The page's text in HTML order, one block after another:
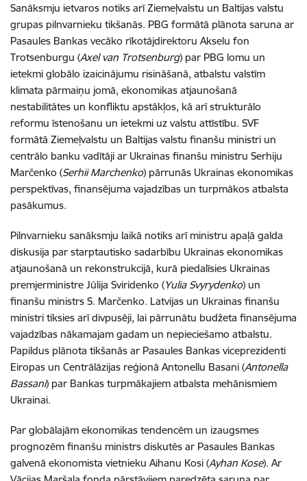
Sanāksmju ietvaros notiks arī Ziemeļvalstu un Baltijas valstu
grupas pilnvarnieku tikšanās. PBG formātā plānota saruna ar
Pasaules Bankas vecāko rīkotājdirektoru Akselu fon
Trotsenburgu (Axel van Trotsenburg) par PBG lomu un
ietekmi globālo izaicinājumu risināšanā, atbalstu valstīm
klimata pārmaiņu jomā, ekonomikas atjaunošanā
nestabilitātes un konfliktu apstākļos, kā arī strukturālo
reformu īstenošanu un ietekmi uz valstu attīstību. SVF
formātā Ziemeļvalstu un Baltijas valstu finanšu ministri un
centrālo banku vadītāji ar Ukrainas finanšu ministru Serhiju
Marčenko (Serhii Marchenko) pārrunās Ukrainas ekonomikas
perspektīvas, finansējuma vajadzības un turpmākos atbalsta
pasākumus.
Pilnvarnieku sanāksmju laikā notiks arī ministru apaļā galda
diskusija par starptautisko sadarbību Ukrainas ekonomikas
atjaunošanā un rekonstrukcijā, kurā piedalīsies Ukrainas
premjerministre Jūlija Sviridenko (Yulia Svyrydenko) un
finanšu ministrs S. Marčenko. Latvijas un Ukrainas finanšu
ministri tiksies arī divpusēji, lai pārrunātu budžeta finansējuma
vajadzības nākamajam gadam un nepieciešamo atbalstu.
Papildus plānota tikšanās ar Pasaules Bankas viceprezidenti
Eiropas un Centrālāzijas reģionā Antonellu Basani (Antonella
Bassani) par Bankas turpmākajiem atbalsta mehānismiem
Ukrainai.
Par globālajām ekonomikas tendencēm un izaugsmes
prognozēm finanšu ministrs diskutēs ar Pasaules Bankas
galvenā ekonomista vietnieku Aihanu Kosi (Ayhan Kose). Ar